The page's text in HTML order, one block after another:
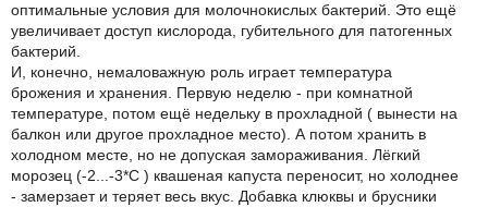
оптимальные условия для молочнокислых бактерий. Это ещё
увеличивает доступ кислорода, губительного для патогенных
бактерий.
И, конечно, немаловажную роль играет температура
брожения и хранения. Первую неделю - при комнатной
температуре, потом ещё недельку в прохладной ( вынести на
балкон или другое прохладное место). А потом хранить в
холодном месте, но не допуская замораживания. Лёгкий
морозец (-2...-3*С ) квашеная капуста переносит, но холоднее
- замерзает и теряет весь вкус. Добавка клюквы и брусники